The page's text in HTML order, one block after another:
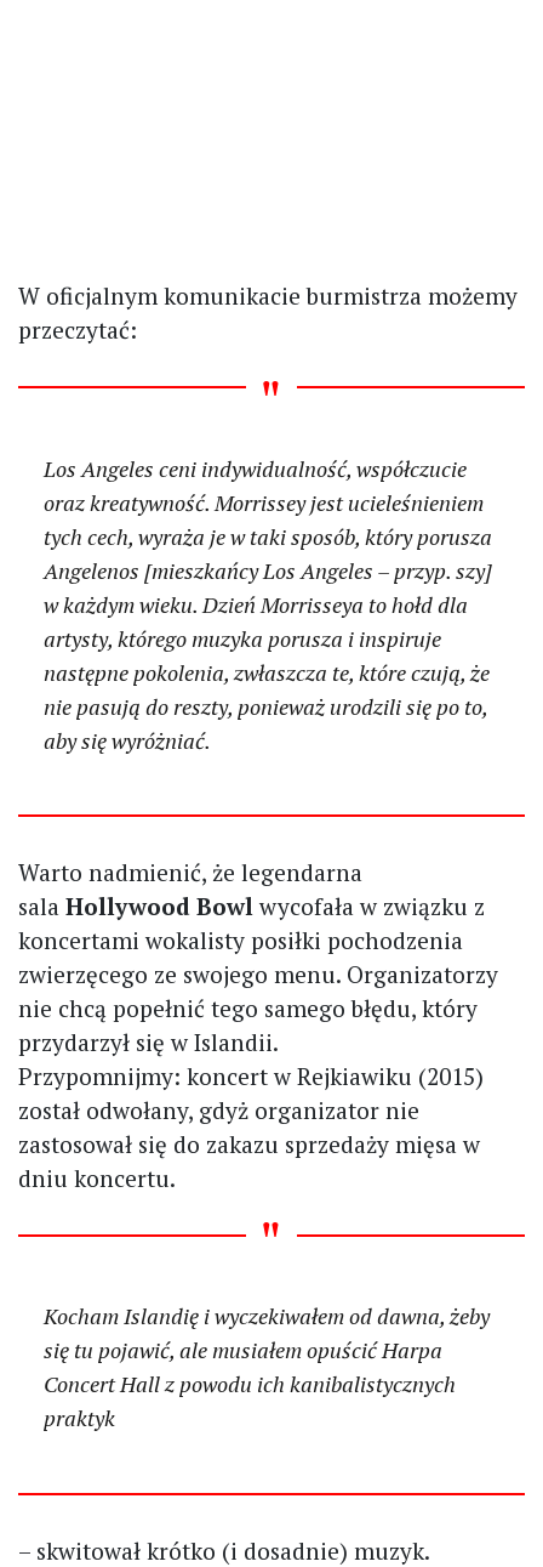
W oficjalnym komunikacie burmistrza możemy
przeczytać:
Los Angeles ceni indywidualność, współczucie
oraz kreatywność. Morrissey jest ucieleśnieniem
tych cech, wyraża je w taki sposób, który porusza
Angelenos [mieszkańcy Los Angeles – przyp. szy]
w każdym wieku. Dzień Morrisseya to hołd dla
artysty, którego muzyka porusza i inspiruje
następne pokolenia, zwłaszcza te, które czują, że
nie pasują do reszty, ponieważ urodzili się po to,
aby się wyróżniać.
Warto nadmienić, że legendarna
sala Hollywood Bowlwycofała w związku z
koncertami wokalisty posiłki pochodzenia
zwierzęcego ze swojego menu. Organizatorzy
nie chcą popełnić tego samego błędu, który
przydarzył się w Islandii.
Przypomnijmy: koncert w Rejkiawiku (2015)
został odwołany, gdyż organizator nie
zastosował się do zakazu sprzedaży mięsa w
dniu koncertu.
Kocham Islandię i wyczekiwałem od dawna, żeby
się tu pojawić, ale musiałem opuścić Harpa
Concert Hall z powodu ich kanibalistycznych
praktyk
– skwitował krótko (i dosadnie) muzyk.